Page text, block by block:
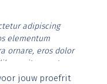
adipiscing
elementum
ornare, eros dolor
vitae erat.
id rutrum lorem
jouw proefrit